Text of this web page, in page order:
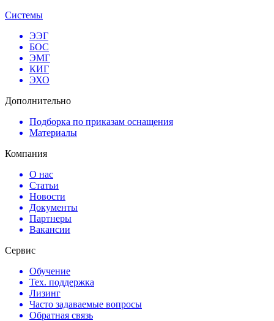
Системы
ЭЭГ
БОС
ЭМГ
КИГ
ЭХО
Дополнительно
Подборка по приказам оснащения
Материалы
Компания
О нас
Статьи
Новости
Документы
Партнеры
Вакансии
Сервис
Обучение
Тех. поддержка
Лизинг
Часто задаваемые вопросы
Обратная связь